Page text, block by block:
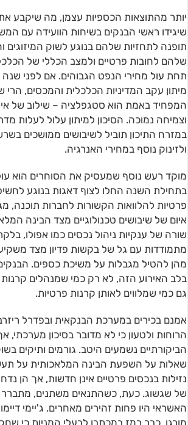
יותר מהתוצאות הכספיות עצמן, מה שיקבע את
שיגידו ראשי הבנקים בשיחות הוועידה עם
תופנה לתחזיות שלהם בנוגע לשוק המיזוגים
שלהם לחובות פרטיים ולמצב הכללי של
תחת עול מחירי הנפט הגבוהים. אם לפני
מיתון עקב המדיניות הכלכלית והמכסים, הרי
המפחיד באמת הוא סטגפלציה – שילוב של
וצמיחה נמוכה. הסיכון למיתון עלול לעלות
במזרח התיכון תוביל לשיבושים ממושכים
ולזינוק נוסף במחירי האנרגיה.
מוקד רעש נוסף שמעסיק את הסוחרים הוא
בתחילת השנה החלו לצוף דאגות בנוגע
פרטיות להלוואות הקשורות לחברות תוכנה,
איום של שיבושים טכנולוגיים מצד הבינה
שורה של ענקיות ניהול נכסים כמו אפולו,
מתמודדות עם גל של בקשות פדיון מצד
מהן להטיל מגבלות על משיכת כספים.
בלב האירוע הזה, לא רק כמי שמנהלים
גם כמי שמלווים לאותן קרנות פרטיות.
אמנם בכירים במערכת הבנקאית ובפדרל
הרוחות ולטעון כי לא מדובר בסיכון מערכתי,
הביקורתיים נשמעים היטב. גורמים ותיקים
שאלות על השפעת הבינה המלאכותית על
נזילות בנכסים פרטיים אינן חדשות, אך הן
של שגשוג. כעת, כשהתנאים משתנים,
האשראי היו פחות זהירים מאחרים. ג'יימי
מורגן, כבר רמז במכתבו לבעלי המניות כי